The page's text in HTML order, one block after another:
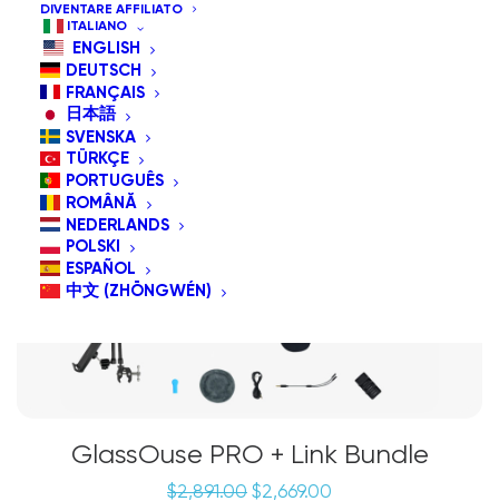
DIVENTARE AFFILIATO
ITALIANO
ENGLISH
DEUTSCH
FRANÇAIS
日本語
SVENSKA
TÜRKÇE
PORTUGUÊS
ROMÂNĂ
NEDERLANDS
POLSKI
ESPAÑOL
中文 (ZHŌNGWÉN)
IN OFFERTA!
Pacchetto speciale
GlassOuse PRO + Link Bundle
$2,891.00 Il
$2,669.00